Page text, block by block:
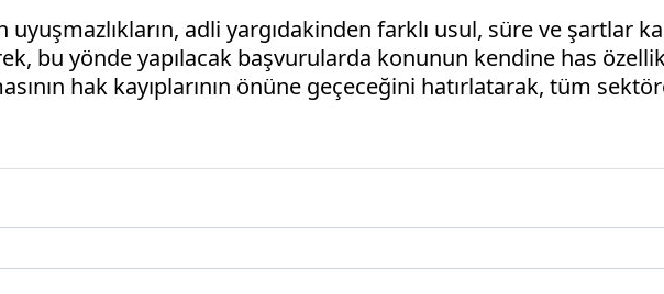
uyuşmazlıkların, adli yargıdakinden farklı usul, süre ve şartlar
bu yönde yapılacak başvurularda konunun kendine has
hak kayıplarının önüne geçeceğini hatırlatarak, tüm